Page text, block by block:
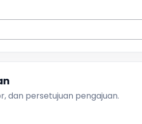
dan persetujuan pengajuan.